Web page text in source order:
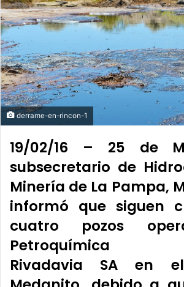
derrame-en-rincon-1
19/02/16 – 25 de
subsecretario de
Minería de La Pampa,
informó que siguen
cuatro pozos
Petroquímica
Rivadavia SA en